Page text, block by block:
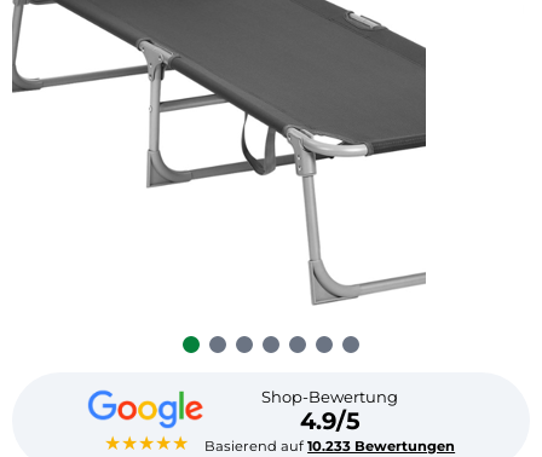
★★★★★
Shop-Bewertung
4.9/5
Basierend auf10.233 Bewertungen